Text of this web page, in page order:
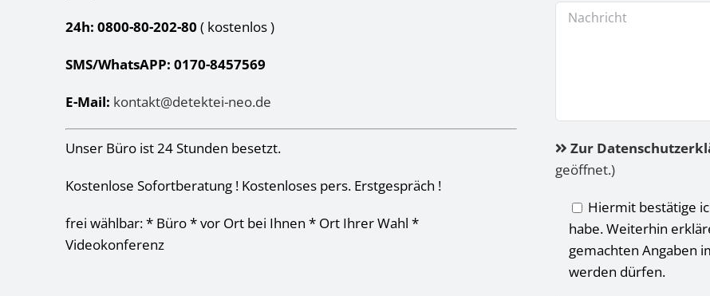
24h: 0800-80-202-80 ( kostenlos)
SMS/WhatsAPP: 0170-8457569
E-Mail: kontakt@detektei-neo.de
Unser Büro ist 24 Stunden besetzt.
Kostenlose Sofortberatung ! Kostenloses pers. Erstgespräch !
frei wählbar: * Büro * vor Ort bei Ihnen * Ort Ihrer Wahl *
Videokonferenz
Zur
geöffnet.)
Hiermit bestätige
habe. Weiterhin
gemachten Angaben
werden dürfen.